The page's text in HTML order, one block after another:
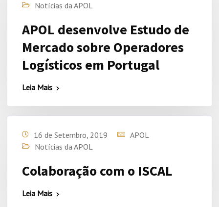
Notícias da APOL
APOL desenvolve Estudo de
Mercado sobre Operadores
Logísticos em Portugal
Leia Mais
16 de Setembro, 2019
APOL
Notícias da APOL
Colaboração com o ISCAL
Leia Mais